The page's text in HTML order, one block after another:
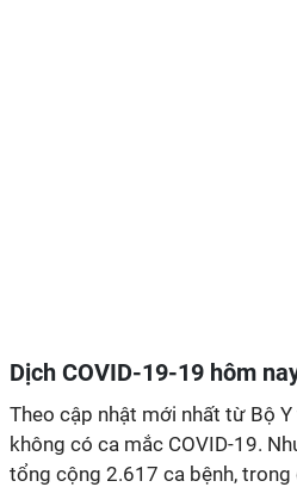
Dịch COVID-19-19 hôm
Theo cập nhật mới nhất từ Bộ
không có ca mắc COVID-19.
tổng cộng 2.617 ca bệnh,